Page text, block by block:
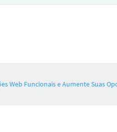
Web Funcionais e Aumente Suas